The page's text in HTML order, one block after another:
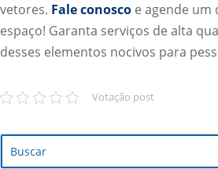
vetores. Fale conosco e agende um
espaço! Garanta serviços de alta
desses elementos nocivos para
Votação post